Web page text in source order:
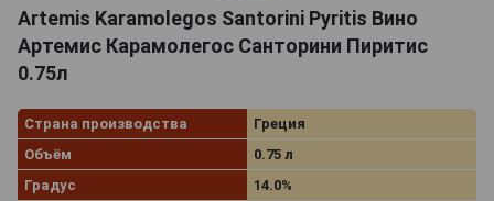
Artemis Karamolegos Santorini Pyritis Вино
Артемис Карамолегос Санторини Пиритис
0.75л
Страна производства
Греция
Объём
0.75 л
Градус
14.0%